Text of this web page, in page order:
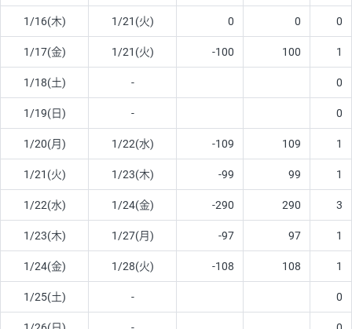
1/16(木) 1/21(火) 0 0 0
1/17(金) 1/21(火) -100 100 1
1/18(土) - 0
1/19(日) - 0
1/20(月) 1/22(水) -109 109 1
1/21(火) 1/23(木) -99 99 1
1/22(水) 1/24(金) -290 290 3
1/23(木) 1/27(月) -97 97 1
1/24(金) 1/28(火) -108 108 1
1/25(土) - 0